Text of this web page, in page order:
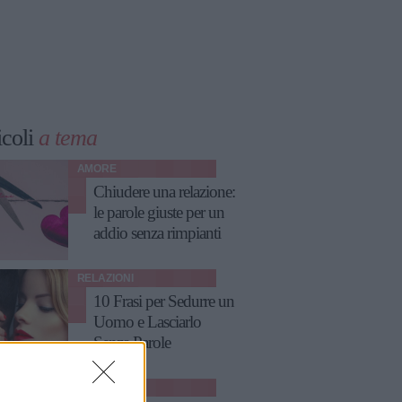
a tema
AMORE
Chiudere una relazione:
le parole giuste per un
addio senza rimpianti
RELAZIONI
10 Frasi per Sedurre un
Uomo e Lasciarlo
Senza Parole